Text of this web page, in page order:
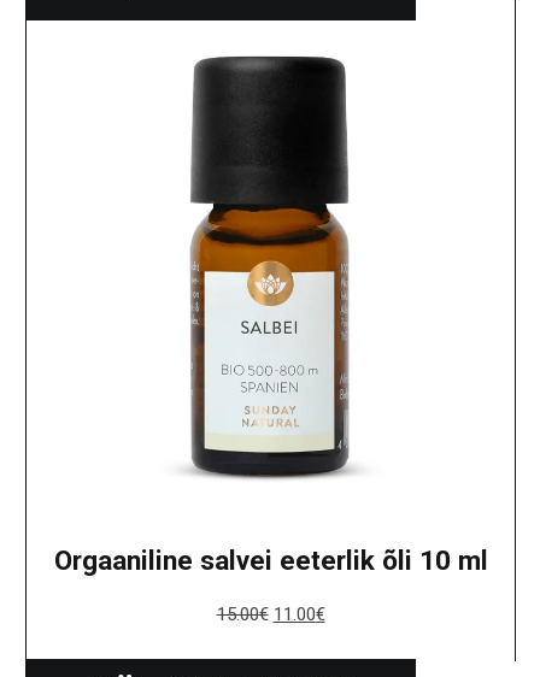
Orgaaniline salvei eeterlik õli 10 ml
15.00€ 11.00€